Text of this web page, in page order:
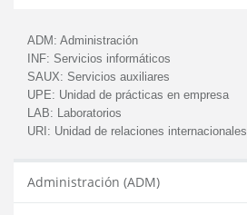
ADM: Administración
INF: Servicios informáticos
SAUX: Servicios auxiliares
UPE: Unidad de prácticas en empresa
LAB: Laboratorios
URI: Unidad de relaciones internacionales
Administración (ADM)